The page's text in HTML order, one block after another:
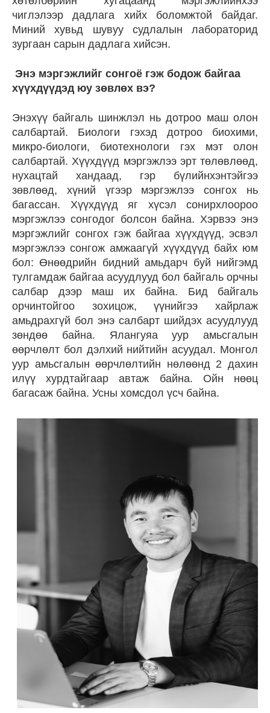
чиглэлээр дадлага хийх боломжтой байдаг.
Миний хувьд шувуу судлалын лабораторид
зургаан сарын дадлага хийсэн.
Энэ мэргэжлийг сонгоё гэж бодож байгаа
хүүхдүүдэд юу зөвлөх вэ?
Энэхүү байгаль шинжлэл нь дотроо маш олон
салбартай. Биологи гэхэд дотроо биохими,
микро-биологи, биотехнологи гэх мэт олон
салбартай. Хүүхдүүд мэргэжлээ эрт төлөвлөөд,
нухацтай хандаад, гэр бүлийнхэнтэйгээ
зөвлөөд, хүний үгээр мэргэжлээ сонгох нь
багассан. Хүүхдүүд яг хүсэл сонирхлоороо
мэргэжлээ сонгодог болсон байна. Хэрвээ энэ
мэргэжлийг сонгох гэж байгаа хүүхдүүд, эсвэл
мэргэжлээ сонгож амжаагүй хүүхдүүд байх юм
бол: Өнөөдрийн бидний амьдарч буй нийгэмд
тулгамдаж байгаа асуудлууд бол байгаль орчны
салбар дээр маш их байна. Бид байгаль
орчинтойгоо зохицож, үүнийгээ хайрлаж
амьдрахгүй бол энэ салбарт шийдэх асуудлууд
зөндөө байна. Ялангуяа уур амьсгалын
өөрчлөлт бол дэлхий нийтийн асуудал. Монгол
уур амьсгалын өөрчлөлтийн нөлөөнд 2 дахин
илүү хурдтайгаар автаж байна. Ойн нөөц
багасаж байна. Усны хомсдол үсч байна.